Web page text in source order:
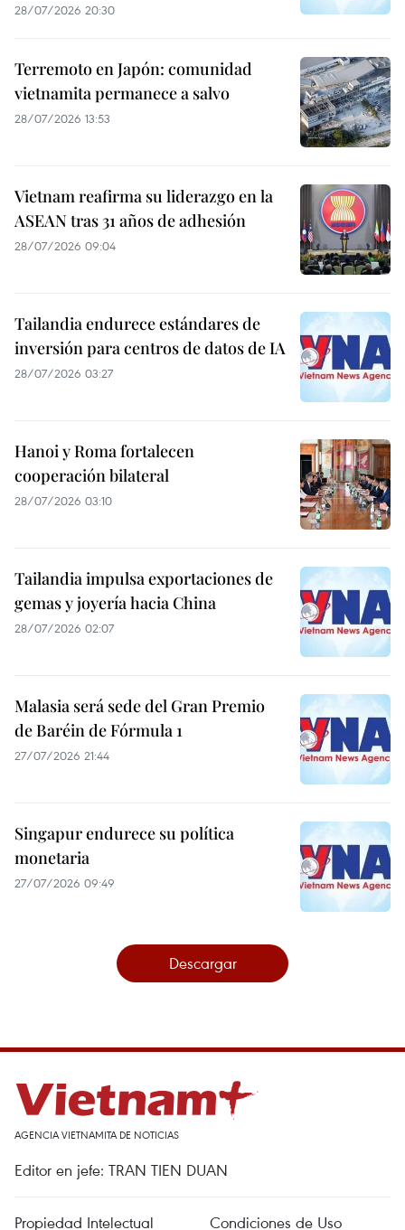
28/07/2026 20:30
Terremoto en Japón: comunidad
vietnamita permanece a salvo
28/07/2026 13:53
Vietnam reafirma su liderazgo en la
ASEAN tras 31 años de adhesión
28/07/2026 09:04
Tailandia endurece estándares de
inversión para centros de datos de IA
28/07/2026 03:27
Hanoi y Roma fortalecen
cooperación bilateral
28/07/2026 03:10
Tailandia impulsa exportaciones de
gemas y joyería hacia China
28/07/2026 02:07
Malasia será sede del Gran Premio
de Baréin de Fórmula 1
27/07/2026 21:44
Singapur endurece su política
monetaria
27/07/2026 09:49
Descargar
AGENCIA VIETNAMITA DE NOTICIAS
Editor en jefe: TRAN TIEN DUAN
Propiedad Intelectual Condiciones de Uso